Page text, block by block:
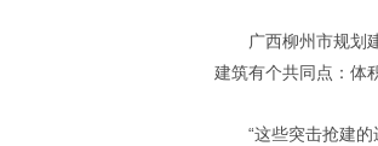
广西柳州市规划
建筑有个共同点：体
“这些突击抢建